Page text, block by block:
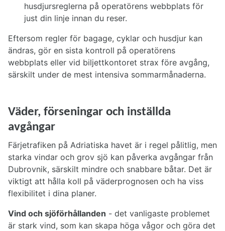
husdjursreglerna på operatörens webbplats för
just din linje innan du reser.
Eftersom regler för bagage, cyklar och husdjur kan
ändras, gör en sista kontroll på operatörens
webbplats eller vid biljettkontoret strax före avgång,
särskilt under de mest intensiva sommarmånaderna.
Väder, förseningar och inställda
avgångar
Färjetrafiken på Adriatiska havet är i regel pålitlig, men
starka vindar och grov sjö kan påverka avgångar från
Dubrovnik, särskilt mindre och snabbare båtar. Det är
viktigt att hålla koll på väderprognosen och ha viss
flexibilitet i dina planer.
Vind och sjöförhållanden - det vanligaste problemet
är stark vind, som kan skapa höga vågor och göra det